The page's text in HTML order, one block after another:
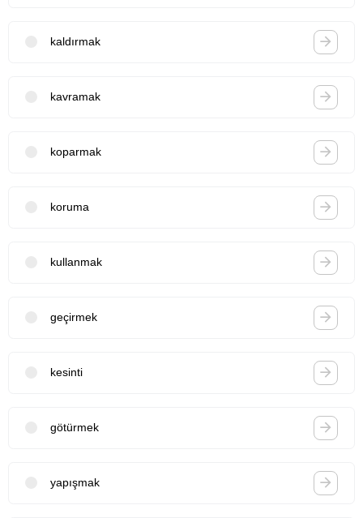
kaldırmak
kavramak
koparmak
koruma
kullanmak
geçirmek
kesinti
götürmek
yapışmak